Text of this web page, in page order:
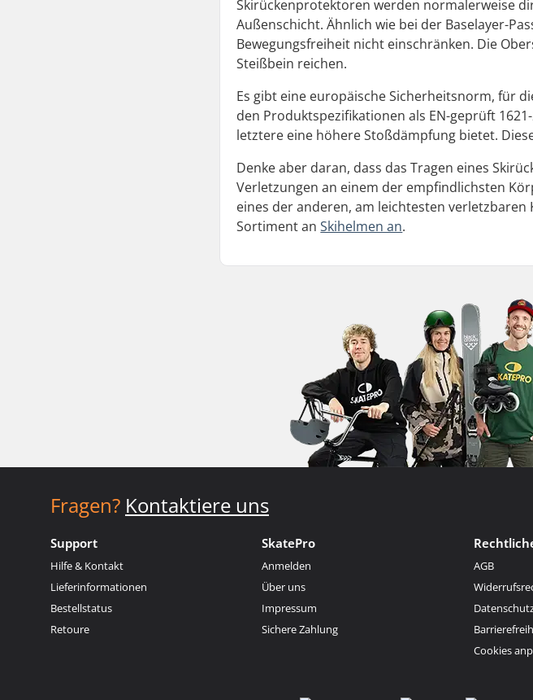
Skirückenprotektoren werden normalerweise
Außenschicht. Ähnlich wie bei der Baselayer-
Bewegungsfreiheit nicht einschränken. Die
Steißbein reichen.
Es gibt eine europäische Sicherheitsnorm, für
den Produktspezifikationen als EN-geprüft
letztere eine höhere Stoßdämpfung bietet.
Denke aber daran, dass das Tragen eines
Verletzungen an einem der empfindlichsten
eines der anderen, am leichtesten
Sortiment anSkihelmen an.
Fragen? Kontaktiere uns
Support
Hilfe & Kontakt
Lieferinformationen
Bestellstatus
Retoure
SkatePro
Anmelden
Über uns
Impressum
Sichere Zahlung
AGB
Cookies